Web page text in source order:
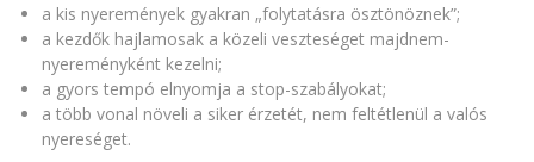
a kis nyeremények gyakran „folytatásra ösztönöznek”;
a kezdők hajlamosak a közeli veszteséget majdnem-
nyereményként kezelni;
a gyors tempó elnyomja a stop-szabályokat;
a több vonal növeli a siker érzetét, nem feltétlenül a valós
nyereséget.